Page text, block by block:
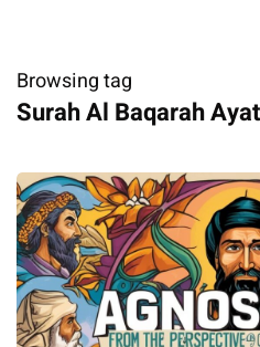
Browsing tag
Surah Al Baqarah